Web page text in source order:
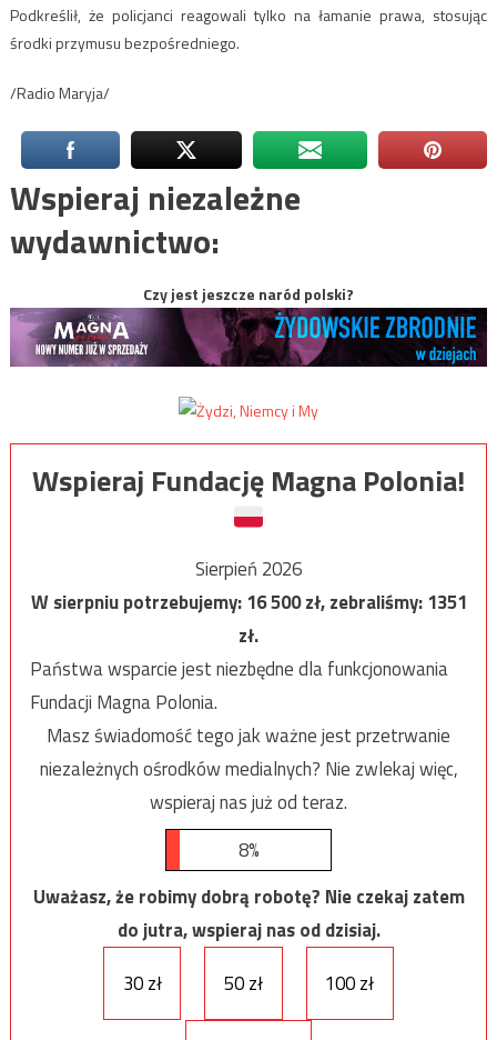
Podkreślił, że policjanci reagowali tylko na łamanie prawa, stosując
środki przymusu bezpośredniego.
/Radio Maryja/
Wspieraj niezależne
wydawnictwo:
Czy jest jeszcze naród polski?
Wspieraj Fundację Magna Polonia!
Sierpień 2026
W sierpniu potrzebujemy:16 500zł, zebraliśmy:1351
zł.
Państwa wsparcie jest niezbędne dla funkcjonowania
Fundacji Magna Polonia.
Masz świadomość tego jak ważne jest przetrwanie
niezależnych ośrodków medialnych? Nie zwlekaj więc,
wspieraj nas już od teraz.
8%
Uważasz, że robimy dobrą robotę? Nie czekaj zatem
do jutra, wspieraj nas od dzisiaj.
30 zł
50 zł 100 zł